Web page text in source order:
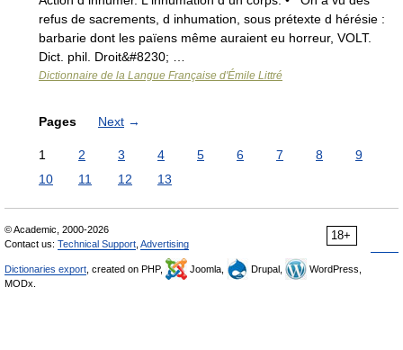
refus de sacrements, d inhumation, sous prétexte d hérésie :
barbarie dont les païens même auraient eu horreur, VOLT.
Dict. phil. Droit&#8230; …
Dictionnaire de la Langue Française d'Émile Littré
Pages Next →
1 2 3 4 5 6 7 8
9
10
11 12 13
18+
© Academic, 2000-2026
Contact us: Technical Support Advertising
Dictionaries export , created on PHP, Joomla, Drupal,
WordPress,
MODx.